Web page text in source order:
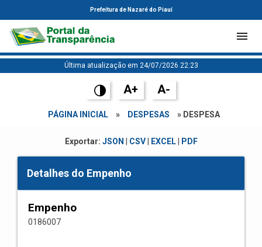
Prefeitura de Nazaré do Piauí
Última atualização em 24/07/2026 22:23
A+ A-
PÁGINA INICIAL » DESPESAS » DESPESA
Exportar: JSON CSV| EXCEL| PDF
Detalhes do Empenho
Empenho
0186007